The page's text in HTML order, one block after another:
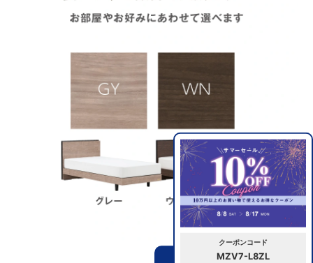
クーポンコード
MZV7-L8ZL